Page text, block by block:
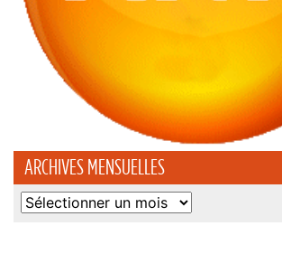
ARCHIVES MENSUELLES
Archives